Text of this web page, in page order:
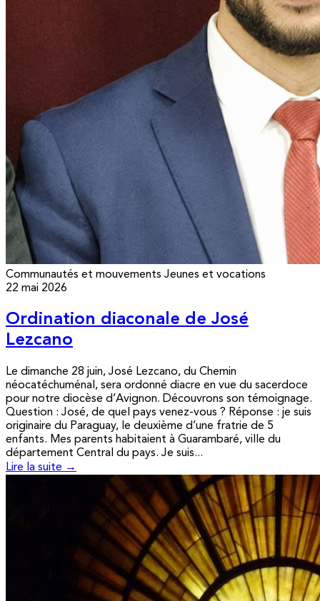
Communautés et mouvements Jeunes et vocations
22 mai 2026
Ordination diaconale de José
Lezcano
Le dimanche 28 juin, José Lezcano, du Chemin
néocatéchuménal, sera ordonné diacre en vue du sacerdoce
pour notre diocèse d’Avignon. Découvrons son témoignage.
Question : José, de quel pays venez-vous ? Réponse : je suis
originaire du Paraguay, le deuxième d’une fratrie de 5
enfants. Mes parents habitaient à Guarambaré, ville du
département Central du pays. Je suis...
Lire la suite →